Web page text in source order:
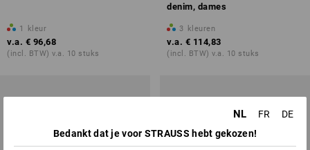
1 kleur
v.a. € 96,68
(incl. BTW) v.a. 10 stuks
denim, dames
3 kleuren
v.a. € 114,83
(incl. BTW) v.a. 10 stuks
NL FR
DE
Bedankt dat je voor STRAUSS hebt gekozen!